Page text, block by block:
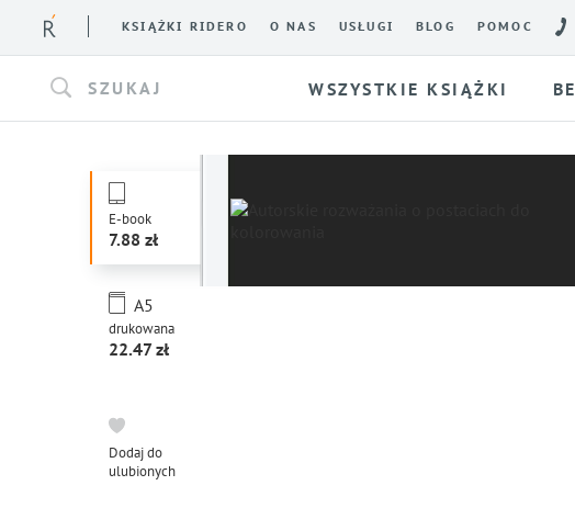
KSIĄŻKI RIDERO O NAS USŁUGI BLOG POMOC
SZUKAJ WSZYSTKIE KSIĄŻKI
E-book
7.88
drukowana
A5
22.47
Dodaj do
ulubionych